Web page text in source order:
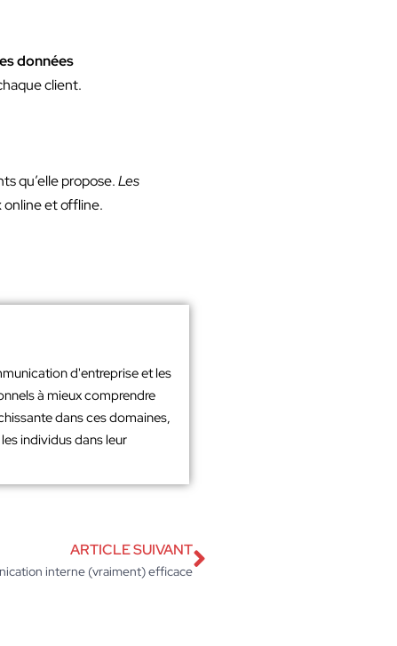
données
client.
qu’elle propose.Les
online et offline.
d'entreprise et les
à mieux comprendre
dans ces domaines,
individus dans leur
ARTICLE SUIVANT
interne (vraiment) efficace